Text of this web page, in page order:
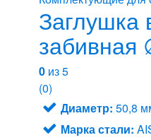
Заглушка
0 из 5
(0)
Диаметр: 50,8
Марка стали: